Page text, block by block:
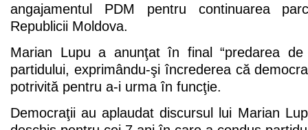
angajamentul PDM pentru continuarea
Republicii Moldova.
Marian Lupu a anunţat în final “predarea de
partidului, exprimându-şi încrederea că
potrivită pentru a-i urma în funcţie.
Democraţii au aplaudat discursul lui Marian